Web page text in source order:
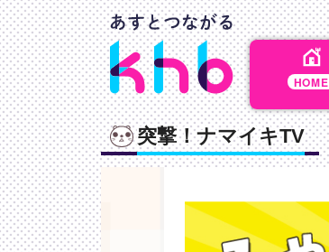
HOME
突撃！ナマイキTV